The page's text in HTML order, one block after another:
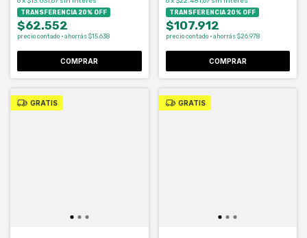
TRANSFERENCIA 20% OFF
$62.552
precio contado · ahorrás $15.638
COMPRAR
TRANSFERENCIA 20% OFF
$107.912
precio contado · ahorrás $26.978
COMPRAR
GRATIS GRATIS